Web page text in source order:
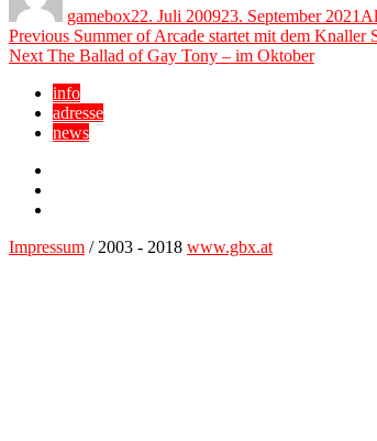
gamebox22. Juli 200923. September 2021
Beitragsnavigation
Previous Previous
post:
Summer of Arcade startet mit dem
Next Next
The Ballad of Gay Tony – im Oktober
info
adresse
news
Impressum / 2003 - 2018 www.gbx.at